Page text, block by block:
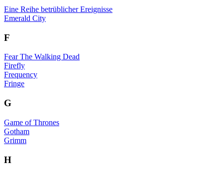
Eine Reihe betrüblicher Ereignisse
Emerald City
F
Fear The Walking Dead
Firefly
Frequency
Fringe
G
Game of Thrones
Gotham
Grimm
H